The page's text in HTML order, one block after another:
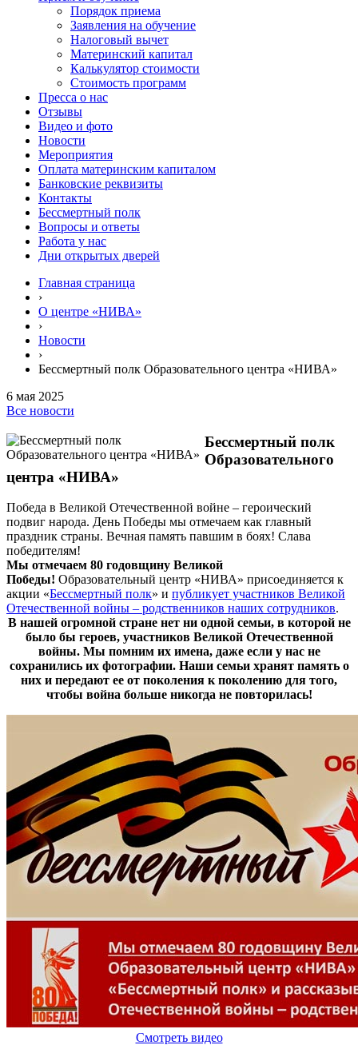
Порядок приема
Заявления на обучение
Налоговый вычет
Материнский капитал
Калькулятор стоимости
Стоимость программ
Пресса о нас
Отзывы
Видео и фото
Новости
Мероприятия
Оплата материнским капиталом
Банковские реквизиты
Контакты
Бессмертный полк
Вопросы и ответы
Работа у нас
Дни открытых дверей
Главная страница
›
О центре «НИВА»
›
Новости
›
Бессмертный полк Образовательного центра «НИВА»
6 мая 2025
Все новости
Бессмертный полк
Образовательного
центра «НИВА»
Победа в Великой Отечественной войне – героический
подвиг народа. День Победы мы отмечаем как главный
праздник страны. Вечная память павшим в боях! Слава
победителям!
Мы отмечаем 80 годовщину Великой
Победы! Образовательный центр «НИВА» присоединяется к
акции «Бессмертный полк» и публикует участников Великой
Отечественной войны – родственников наших сотрудников.
В нашей огромной стране нет ни одной семьи, в которой не
было бы героев, участников Великой Отечественной
войны. Мы помним их имена, даже если у нас не
сохранились их фотографии. Наши семьи хранят память о
них и передают ее от поколения к поколению для того,
чтобы война больше никогда не повторилась!
Смотреть видео